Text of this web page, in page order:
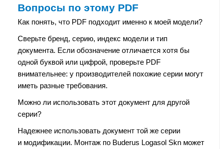
Вопросы по этому PDF
Как понять, что PDF подходит именно к моей модели?
Сверьте бренд, серию, индекс модели и тип
документа. Если обозначение отличается хотя бы
одной буквой или цифрой, проверьте PDF
внимательнее: у производителей похожие серии могут
иметь разные требования.
Можно ли использовать этот документ для другой
серии?
Надежнее использовать документ той же серии
и модификации. Монтаж по Buderus Logasol Skn может